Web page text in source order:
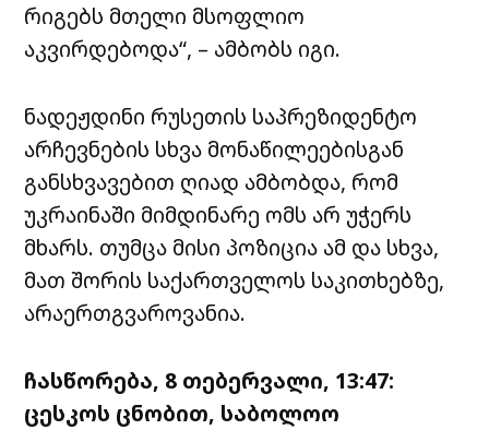
რიგებს მთელი მსოფლიო
აკვირდებოდა“, – ამბობს იგი.
ნადეჟდინი რუსეთის საპრეზიდენტო
არჩევნების სხვა მონაწილეებისგან
განსხვავებით ღიად ამბობდა, რომ
უკრაინაში მიმდინარე ომს არ უჭერს
მხარს. თუმცა მისი პოზიცია ამ და სხვა,
მათ შორის საქართველოს საკითხებზე,
არაერთგვაროვანია.
ჩასწორება, 8 თებერვალი, 13:47:
ცესკოს ცნობით, საბოლოო